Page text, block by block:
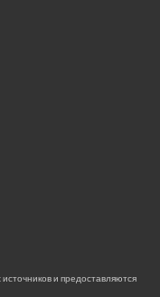
и предоставляются